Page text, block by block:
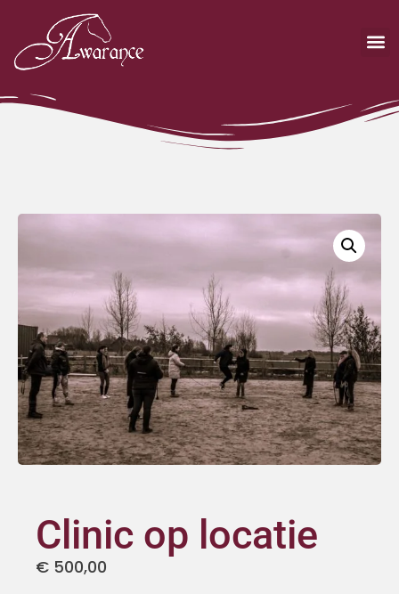
Clinic op locatie
€ 500,00